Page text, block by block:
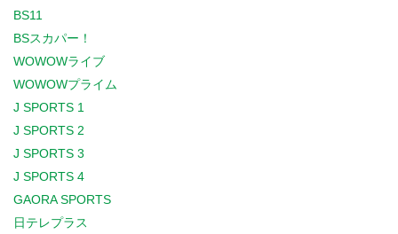
BS11
BSスカパー！
WOWOWライブ
WOWOWプライム
J SPORTS 1
J SPORTS 2
J SPORTS 3
J SPORTS 4
GAORA SPORTS
日テレプラス